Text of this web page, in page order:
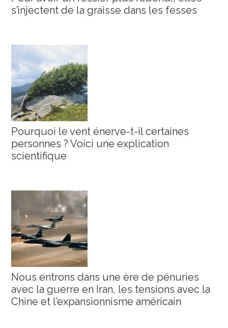
s’injectent de la graisse dans les fesses
Pourquoi le vent énerve-t-il certaines
personnes ? Voici une explication
scientifique
Nous entrons dans une ère de pénuries
avec la guerre en Iran, les tensions avec la
Chine et l’expansionnisme américain